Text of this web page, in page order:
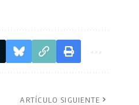
ARTÍCULO SIGUIENTE